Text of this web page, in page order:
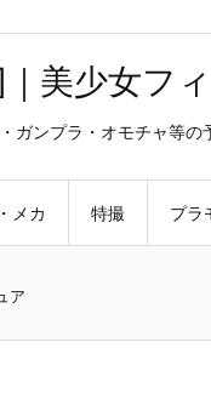
美少女フ
ガンプラ・オモチャ等
メカ 特撮 プラ
ア